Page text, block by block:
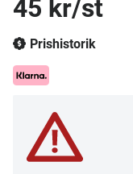
45 kr/st
Prishistorik